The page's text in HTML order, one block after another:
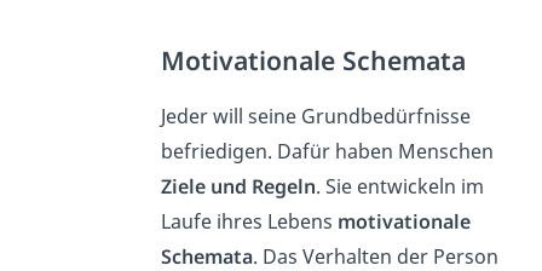
Motivationale Schemata
Jeder will seine Grundbedürfnisse
befriedigen. Dafür haben Menschen
Ziele und Regeln. Sie entwickeln im
Laufe ihres Lebens motivationale
Schemata. Das Verhalten der Person